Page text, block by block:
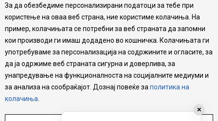
Product Finder
FAQs
Настојуваме да бидеме што попрецизни во описот на
производите, прикажување на слики и цени, но не
можеме да гарантираме дека сите информации се
комплетни и без грешка. Сите производи се дел од
нашата понуда, но не се подразбира дека мора да се
достапни во секој момент.
За да обезбедиме персонализирани податоци за тебе при
користење на оваа веб страна, ние користиме колачиња. На
пример, колачињата се потребни за веб страната да запомни
кои производи ги имаш додадено во кошничка. Колачињата ги
употребуваме за персонализација на содржините и огласите, за
да ја одржиме веб страната сигурна и доверлива, за
унапредување на функционалноста на социјалните медиуми и
за анализа на сообраќајот. Дознај повеќе за политика на
колачиња
✕